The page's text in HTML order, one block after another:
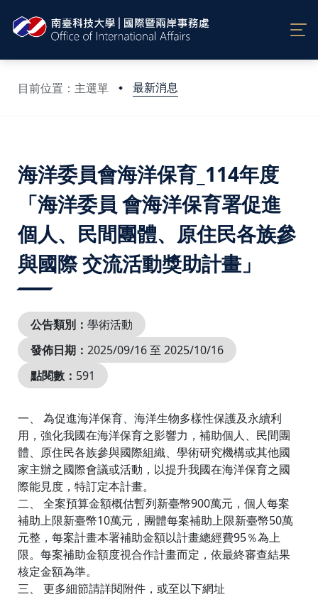
目前位置：主選單 最新消息
海洋委員會海洋保育_114年度
「海洋委員 會海洋保育署促進
個人、民間團體、原住民各族參
與國際 交流活動獎助計畫」
公告類別： 學術活動
發佈日期： 2025/09/16 至 2025/10/16
點閱數： 591
一、 為促進海洋保育、海洋生物多樣性保護及永續利
用，強化我國在海洋保育之影響力，補助個人、民間團
體、原住民各族參與國際組織、學術研究機構或其他國
家主辦之國際會議或活動，以提升我國在海洋保育之國
際能見度，特訂定本計畫。
二、 全案預算金額概估暫列新臺幣900萬元，個人每案
補助上限新臺幣10萬元，團體每案補助上限新臺幣50萬
元整，每案計畫本署補助金額以計畫總經費95％為上
限。每案補助金額度視合作計畫而定，依最終審查結果
核定金額為準。
三、 更多細節請詳閱附件，或至以下網址